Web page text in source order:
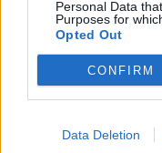
Personal Data
Purposes for
Opted Out
CONFIRM
Data Deletion